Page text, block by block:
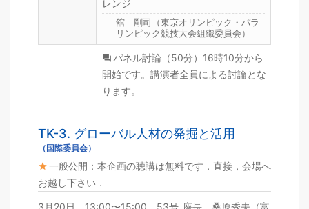
レンジ
舘 剛司（東京オリンピック・パラ
リンピック競技大会組織委員会）
パネル討論（50分）16時10分から
開始です。講演者全員による討論とな
ります。
TK-3. グローバル人材の発掘と活用
（国際委員会）
一般公開：本企画の聴講は無料です．直接，会場へ
お越し下さい．
3月20日 13:00〜15:00 53号 座長 桑原秀夫（富